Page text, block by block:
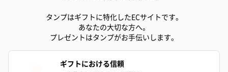
タンプはギフトに特化したECサイトです。
あなたの大切な方へ。
プレゼントはタンプがお手伝いします。
ギフトにおける信頼